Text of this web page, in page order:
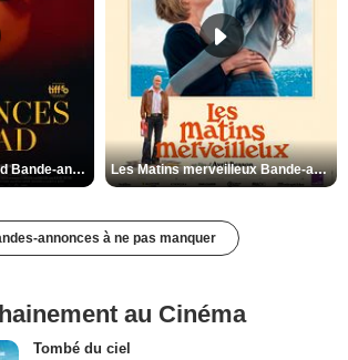
Les Silences de Riyad Bande-annonce VO STFR Les Matins merveilleux Bande-annonce VF
annonces à ne pas manquer
au Cinéma
Tombé du ciel